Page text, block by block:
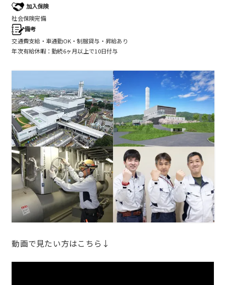
加入保険
社会保険完備
備考
交通費支給・車通勤OK・制服貸与・昇給あり
年次有給休暇：勤続6ヶ月以上で10日付与
動画で見たい方はこちら↓